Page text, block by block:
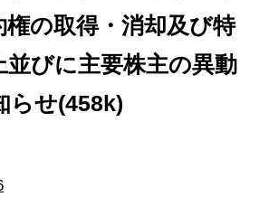
権の取得・消却及び特
並びに主要株主の異動
らせ(458k)